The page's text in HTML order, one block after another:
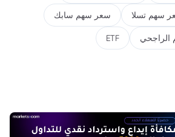
سهم تسلا سعر سهم سابك
الراجحي ETF